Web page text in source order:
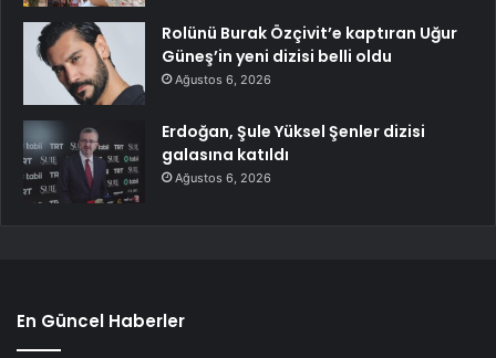
Rolünü Burak Özçivit’e kaptıran Uğur
Güneş’in yeni dizisi belli oldu
Ağustos 6, 2026
Erdoğan, Şule Yüksel Şenler dizisi
galasına katıldı
Ağustos 6, 2026
En Güncel Haberler